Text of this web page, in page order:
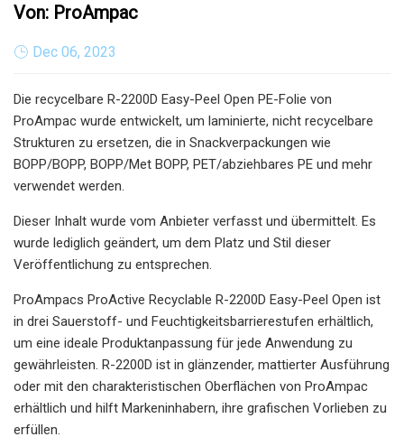
Von: ProAmpac
Dec 06, 2023
Die recycelbare R-2200D Easy-Peel Open PE-Folie von
ProAmpac wurde entwickelt, um laminierte, nicht recycelbare
Strukturen zu ersetzen, die in Snackverpackungen wie
BOPP/BOPP, BOPP/Met BOPP, PET/abziehbares PE und mehr
verwendet werden.
Dieser Inhalt wurde vom Anbieter verfasst und übermittelt. Es
wurde lediglich geändert, um dem Platz und Stil dieser
Veröffentlichung zu entsprechen.
ProAmpacs ProActive Recyclable R-2200D Easy-Peel Open ist
in drei Sauerstoff- und Feuchtigkeitsbarrierestufen erhältlich,
um eine ideale Produktanpassung für jede Anwendung zu
gewährleisten. R-2200D ist in glänzender, mattierter Ausführung
oder mit den charakteristischen Oberflächen von ProAmpac
erhältlich und hilft Markeninhabern, ihre grafischen Vorlieben zu
erfüllen.